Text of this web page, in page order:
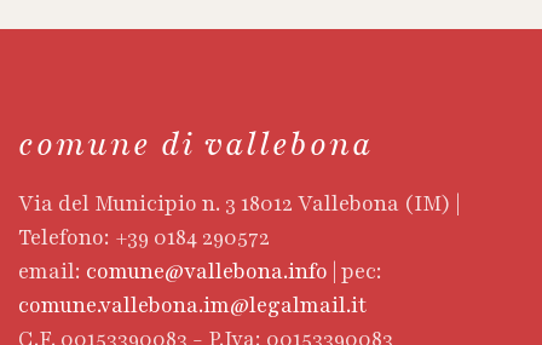
comune di vallebona
Via del Municipio n. 3 18012 Vallebona (IM) |
Telefono: +39 0184 290572
email: comune@vallebona.info | pec:
comune.vallebona.im@legalmail.it
C.F. 00153390083 - P.Iva: 00153390083